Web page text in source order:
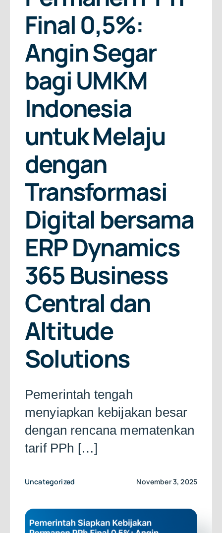
About Us
Free Consultation
Final 0,5%:
Angin Segar
bagi UMKM
Indonesia
untuk Melaju
dengan
Transformasi
Digital bersama
ERP Dynamics
365 Business
Central dan
Altitude
Solutions
Pemerintah tengah
menyiapkan kebijakan besar
dengan rencana mematenkan
tarif PPh […]
Uncategorized November 3, 2025